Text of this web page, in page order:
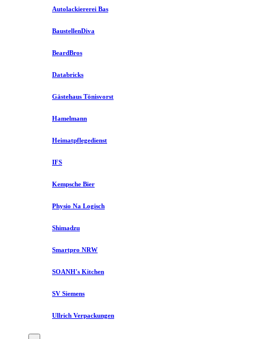
Autolackiererei Bas
BaustellenDiva
BeardBros
Databricks
Gästehaus Tönisvorst
Hamelmann
Heimatpflegedienst
IFS
Kempsche Bier
Physio Na Logisch
Shimadzu
Smartpro NRW
SOANH's Kitchen
SV Siemens
Ullrich Verpackungen